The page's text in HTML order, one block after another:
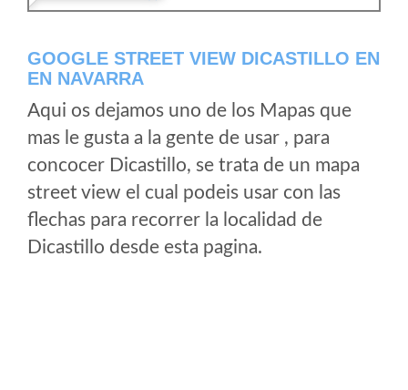
GOOGLE STREET VIEW DICASTILLO EN
EN NAVARRA
Aqui os dejamos uno de los Mapas que
mas le gusta a la gente de usar , para
concocer Dicastillo, se trata de un mapa
street view el cual podeis usar con las
flechas para recorrer la localidad de
Dicastillo desde esta pagina.